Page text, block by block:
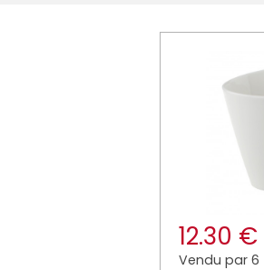
12.30 €
Vendu par 6